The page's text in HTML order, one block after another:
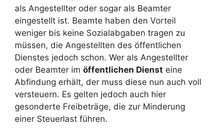
als Angestellter oder sogar als Beamter
eingestellt ist. Beamte haben den Vorteil
weniger bis keine Sozialabgaben tragen zu
müssen, die Angestellten des öffentlichen
Dienstes jedoch schon. Wer als Angestellter
oder Beamter im öffentlichen Dienst eine
Abfindung erhält, der muss diese nun auch voll
versteuern. Es gelten jedoch auch hier
gesonderte Freibeträge, die zur Minderung
einer Steuerlast führen.